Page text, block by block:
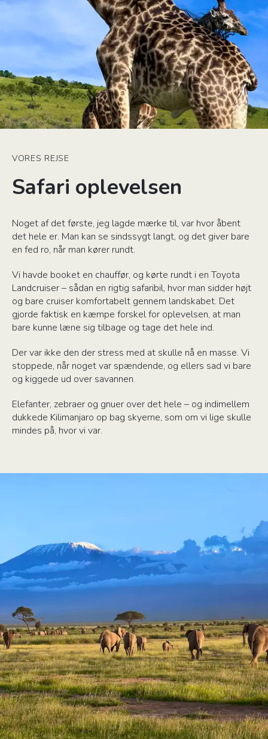
VORES REJSE
Safari oplevelsen
Noget af det første, jeg lagde mærke til, var hvor åbent
det hele er. Man kan se sindssygt langt, og det giver bare
en fed ro, når man kører rundt.
Vi havde booket en chauffør, og kørte rundt i en Toyota
Landcruiser – sådan en rigtig safaribil, hvor man sidder højt
og bare cruiser komfortabelt gennem landskabet. Det
gjorde faktisk en kæmpe forskel for oplevelsen, at man
bare kunne læne sig tilbage og tage det hele ind.
Der var ikke den der stress med at skulle nå en masse. Vi
stoppede, når noget var spændende, og ellers sad vi bare
og kiggede ud over savannen.
Elefanter, zebraer og gnuer over det hele – og indimellem
dukkede Kilimanjaro op bag skyerne, som om vi lige skulle
mindes på, hvor vi var.